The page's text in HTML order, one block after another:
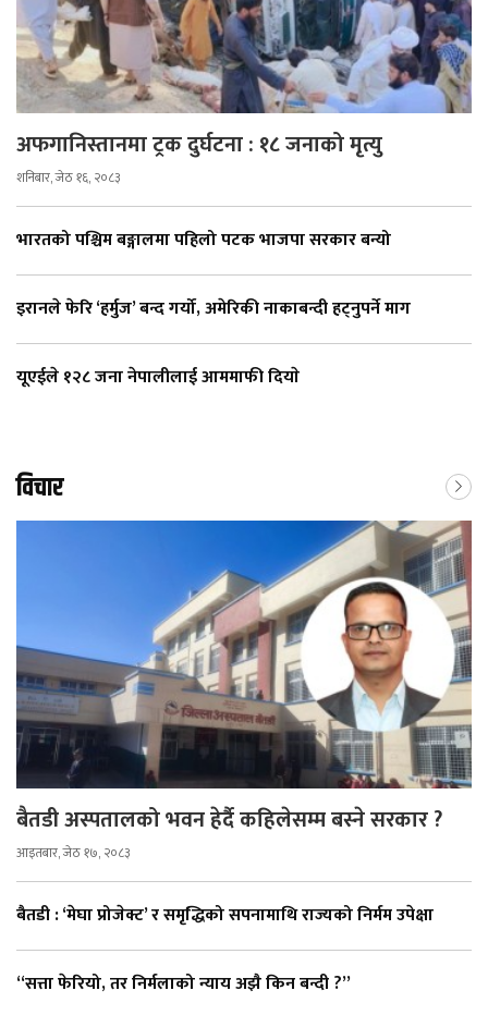
अफगानिस्तानमा ट्रक दुर्घटना : १८ जनाको मृत्यु
शनिबार, जेठ १६, २०८३
भारतको पश्चिम बङ्गालमा पहिलो पटक भाजपा सरकार बन्यो
इरानले फेरि ‘हर्मुज’ बन्द गर्यो, अमेरिकी नाकाबन्दी हट्नुपर्ने माग
यूएईले १२८ जना नेपालीलाई आममाफी दियाे
विचार
बैतडी अस्पतालको भवन हेर्दै कहिलेसम्म बस्ने सरकार ?
आइतबार, जेठ १७, २०८३
बैतडी : ‘मेघा प्रोजेक्ट’ र समृद्धिको सपनामाथि राज्यको निर्मम उपेक्षा
“सत्ता फेरियो, तर निर्मलाको न्याय अझै किन बन्दी ?”